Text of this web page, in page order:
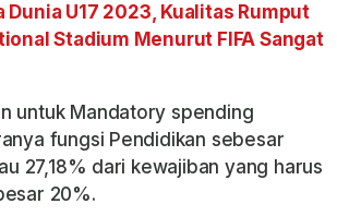
Dunia U17 2023, Kualitas Rumput
Stadium Menurut FIFA Sangat
untuk Mandatory spending
fungsi Pendidikan sebesar
27,18% dari kewajiban yang harus
20%.